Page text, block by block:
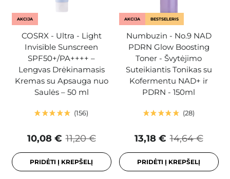
AKCIJA
COSRX - Ultra - Light
Invisible Sunscreen
SPF50+/PA++++ –
Lengvas Drėkinamasis
Kremas su Apsauga nuo
Saulės – 50 ml
156
11,20 €
10,08 €
PRIDĖTI Į KREPŠELĮ
AKCIJA BESTSELERIS
Numbuzin - No.9 NAD
PDRN Glow Boosting
Toner - Švytėjimo
Suteikiantis Tonikas su
Kofermentu NAD+ ir
PDRN - 150ml
28
14,64 €
13,18 €
PRIDĖTI Į KREPŠELĮ